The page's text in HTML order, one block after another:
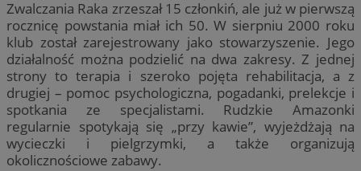
Zwalczania Raka zrzeszał 15 członkiń, ale już w pierwszą
rocznicę powstania miał ich 50. W sierpniu 2000 roku
klub został zarejestrowany jako stowarzyszenie. Jego
działalność można podzielić na dwa zakresy. Z jednej
strony to terapia i szeroko pojęta rehabilitacja, a z
drugiej – pomoc psychologiczna, pogadanki, prelekcje i
spotkania ze specjalistami. Rudzkie Amazonki
regularnie spotykają się „przy kawie”, wyjeżdżają na
wycieczki i pielgrzymki, a także organizują
okolicznościowe zabawy.